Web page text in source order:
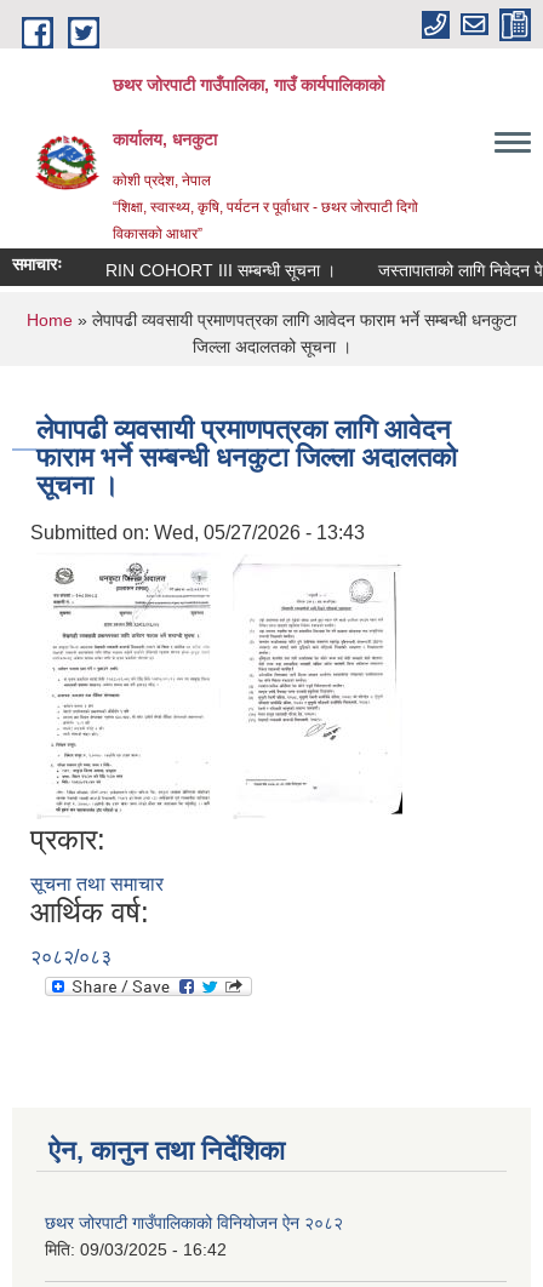
Skip to main content
छथर जोरपाटी गाउँपालिका, गाउँ कार्यपालिकाको
कार्यालय, धनकुटा
कोशी प्रदेश, नेपाल
“शिक्षा, स्वास्थ्य, कृषि, पर्यटन र पूर्वाधार - छथर जोरपाटी दिगो
विकासको आधार”
समाचारः RIN COHORT III सम्बन्धी सूचना । जस्तापाताको लागि निवेदन
You are here
Home » लेपापढी व्यवसायी प्रमाणपत्रका लागि आवेदन फाराम भर्ने सम्बन्धी धनकुटा
जिल्ला अदालतको सूचना ।
लेपापढी व्यवसायी प्रमाणपत्रका लागि आवेदन
फाराम भर्ने सम्बन्धी धनकुटा जिल्ला अदालतको
सूचना ।
Submitted on: Wed, 05/27/2026 - 13:43
प्रकार:
सूचना तथा समाचार
आर्थिक वर्ष:
२०८२/०८३
ऐन, कानुन तथा निर्देशिका
छथर जोरपाटी गाउँपालिकाको विनियोजन ऐन २०८२
मिति: 09/03/2025 - 16:42